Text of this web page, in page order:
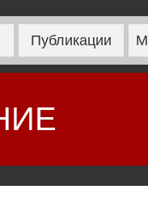
Публикации